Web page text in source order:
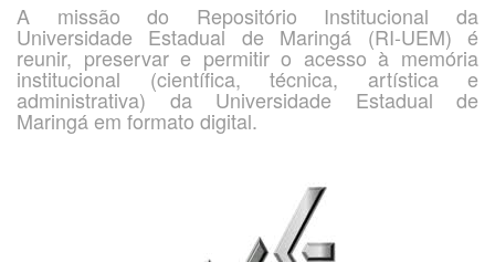
A missão do Repositório Institucional da
Universidade Estadual de Maringá (RI-UEM) é
reunir, preservar e permitir o acesso à memória
institucional (científica, técnica, artística e
administrativa) da Universidade Estadual de
Maringá em formato digital.